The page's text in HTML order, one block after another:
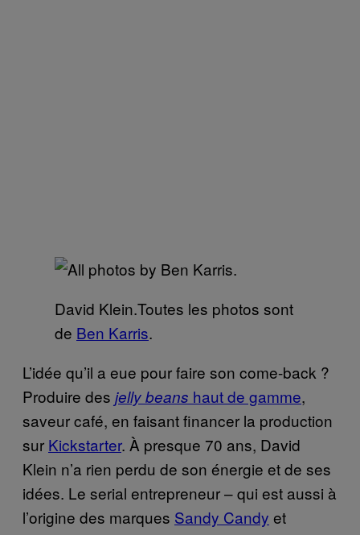
David Klein.Toutes les photos sont
de Ben Karris.
L’idée qu’il a eue pour faire son come-back ?
Produire des jelly beans haut de gamme,
saveur café, en faisant financer la production
sur Kickstarter. À presque 70 ans, David
Klein n’a rien perdu de son énergie et de ses
idées. Le serial entrepreneur – qui est aussi à
l’origine des marques Sandy Candy et